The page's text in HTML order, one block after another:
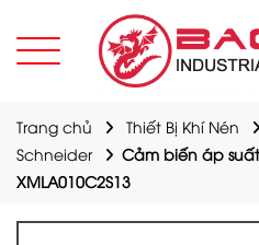
Trang chủ Thiết Bị Khí Nén
Schneider
Cảm biến áp
XMLA010C2S13